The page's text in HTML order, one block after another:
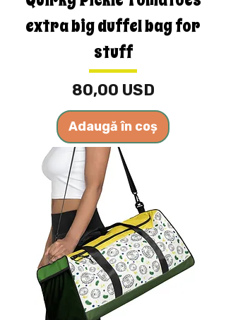
extra big duffel bag for
stuff
Preț
80,00 USD
Adaugă în coș